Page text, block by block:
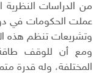
من الدراسات النظرية
عملت الحكومات في
وتشريعات تنظم هذه
ومع أن للوقف
المختلفة، وله قدرة